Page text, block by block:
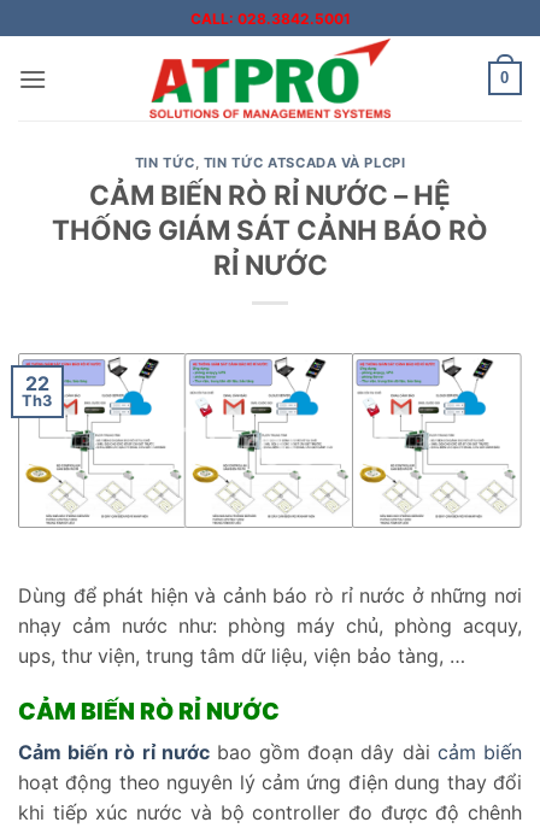
qua
nội
CALL: 028.3842.5001
0
TIN TỨC, TIN TỨC ATSCADA VÀ PLCPI
CẢM BIẾN RÒ RỈ NƯỚC – HỆ
THỐNG GIÁM SÁT CẢNH BÁO RÒ
RỈ NƯỚC
22
Th3
Dùng để phát hiện và cảnh báo rò rỉ nước ở những nơi
nhạy cảm nước như: phòng máy chủ, phòng acquy,
ups, thư viện, trung tâm dữ liệu, viện bảo tàng, …
CẢM BIẾN RÒ RỈ NƯỚC
Cảm biến rò rỉ nướcbao gồm đoạn dây dài cảm biến
hoạt động theo nguyên lý cảm ứng điện dung thay đổi
khi tiếp xúc nước và bộ controller đo được độ chênh